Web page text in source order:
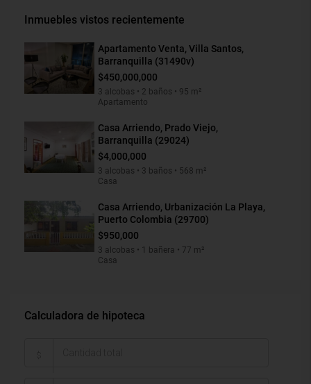
Inmuebles vistos recientemente
Apartamento Venta, Villa Santos,
Barranquilla (31490v)
$450,000,000
3 alcobas • 2 baños • 95 m²
Apartamento
Casa Arriendo, Prado Viejo,
Barranquilla (29024)
$4,000,000
3 alcobas • 3 baños • 568 m²
Casa
Casa Arriendo, Urbanización La Playa,
Puerto Colombia (29700)
$950,000
3 alcobas • 1 bañera • 77 m²
Casa
Calculadora de hipoteca